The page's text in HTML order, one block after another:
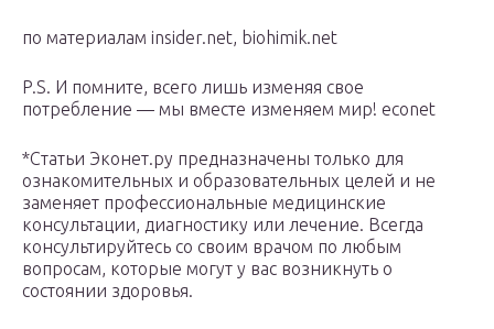
по материалам insider.net, biohimik.net
P.S. И помните, всего лишь изменяя свое
потребление — мы вместе изменяем мир! econet
*Статьи Эконет.ру предназначены только для
ознакомительных и образовательных целей и не
заменяет профессиональные медицинские
консультации, диагностику или лечение. Всегда
консультируйтесь со своим врачом по любым
вопросам, которые могут у вас возникнуть о
состоянии здоровья.